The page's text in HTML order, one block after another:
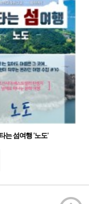
는 섬여행 '노도'